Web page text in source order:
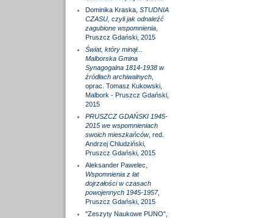
Dominika Kraska, STUDNIA
CZASU, czyli jak odnaleźć
zagubione wspomnienia,
Pruszcz Gdański, 2015
Świat, który minął...
Malborska Gmina
Synagogalna 1814-1938 w
źródłach archiwalnych,
oprac. Tomasz Kukowski,
Malbork - Pruszcz Gdański,
2015
PRUSZCZ GDAŃSKI 1945-
2015 we wspomnieniach
swoich mieszkańców, red.
Andrzej Chludziński,
Pruszcz Gdański, 2015
Aleksander Pawelec,
Wspomnienia z lat
dojrzałości w czasach
powojennych 1945-1957,
Pruszcz Gdański, 2015
"Zeszyty Naukowe PUNO",